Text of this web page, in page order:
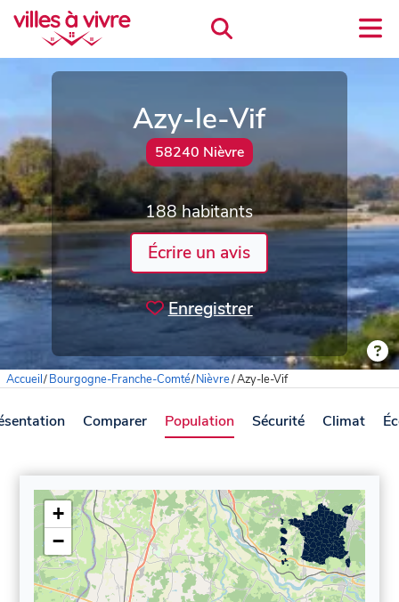
Azy-le-Vif
58240 Nièvre
188 habitants
Écrire un avis
Enregistrer
Accueil/Bourgogne-Franche-Comté/Nièvre/Azy-le-Vif
Comparer Population Sécurité Climat
+
−